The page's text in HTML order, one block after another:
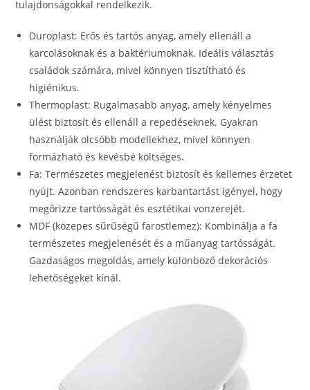
tulajdonságokkal rendelkezik.
Duroplast: Erős és tartós anyag, amely ellenáll a
karcolásoknak és a baktériumoknak. Ideális választás
családok számára, mivel könnyen tisztítható és
higiénikus.
Thermoplast: Rugalmasabb anyag, amely kényelmes
ülést biztosít és ellenáll a repedéseknek. Gyakran
használják olcsóbb modellekhez, mivel könnyen
formázható és kevésbé költséges.
Fa: Természetes megjelenést biztosít és kellemes érzetet
nyújt. Azonban rendszeres karbantartást igényel, hogy
megőrizze tartósságát és esztétikai vonzerejét.
MDF (közepes sűrűségű farostlemez): Kombinálja a fa
természetes megjelenését és a műanyag tartósságát.
Gazdaságos megoldás, amely különböző dekorációs
lehetőségeket kínál.